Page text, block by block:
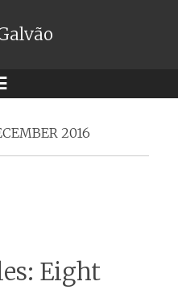
2016
Eight